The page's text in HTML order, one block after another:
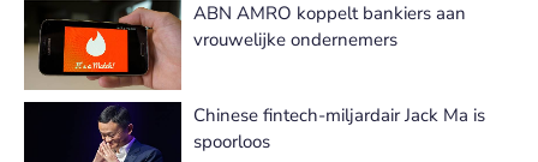
ABN AMRO koppelt bankiers aan
vrouwelijke ondernemers
Chinese fintech-miljardair Jack Ma is
spoorloos